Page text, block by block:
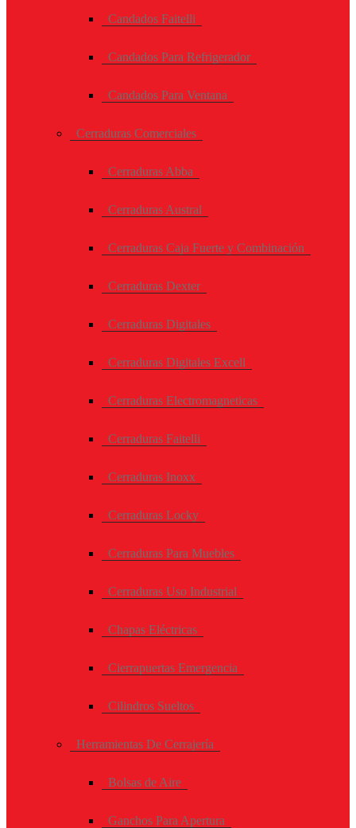
Candados Faitelli
Candados Para Refrigerador
Candados Para Ventana
Cerraduras Comerciales
Cerraduras Abba
Cerraduras Austral
Cerraduras Caja Fuerte y Combinación
Cerraduras Dexter
Cerraduras Digitales
Cerraduras Digitales Excell
Cerraduras Electromagneticas
Cerraduras Faitelli
Cerraduras Inoxx
Cerraduras Locky
Cerraduras Para Muebles
Cerraduras Uso Industrial
Chapas Eléctricas
Cierrapuertas Emergencia
Cilindros Sueltos
Herramientas De Cerrajería
Bolsas de Aire
Ganchos Para Apertura